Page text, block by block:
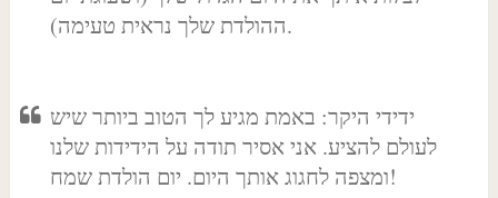
ההולדת שלך נראית טעימה).
ידידי היקר: באמת מגיע לך הטוב ביותר שיש
לעולם להציע. אני אסיר תודה על הידידות שלנו
ומצפה לחגוג אותך היום. יום הולדת שמח!